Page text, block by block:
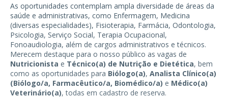
As oportunidades contemplam ampla diversidade de áreas da
saúde e administrativas, como Enfermagem, Medicina
(diversas especialidades), Fisioterapia, Farmácia, Odontologia,
Psicologia, Serviço Social, Terapia Ocupacional,
Fonoaudiologia, além de cargos administrativos e técnicos.
Merecem destaque para o nosso público as vagas de
Nutricionista e Técnico(a) de Nutrição e Dietética, bem
como as oportunidades para Biólogo(a), Analista Clínico(a)
(Biólogo/a, Farmacêutico/a, Biomédico/a) e Médico(a)
Veterinário(a), todas em cadastro de reserva.